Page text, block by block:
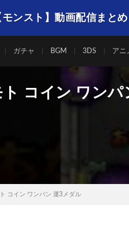
ンスト】動画配信まとめ
ガチャ BGM 3DS アニ
コイン ワンパ
コイン ワンパン 運3メダル